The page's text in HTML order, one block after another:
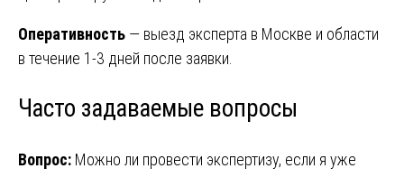
Оперативность — выезд эксперта в Москве и области
в течение 1-3 дней после заявки.
Часто задаваемые вопросы
Вопрос: Можно ли провести экспертизу, если я уже